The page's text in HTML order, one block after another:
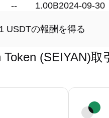
-- 1.00B2024-09-30
USDTの報酬を得る
(SEIYAN)